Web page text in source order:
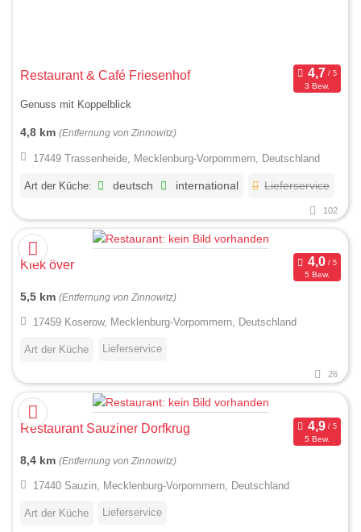
Restaurant & Café Friesenhof
3 Bew.
Genuss mit Koppelblick
4,8 km (Entfernung von Zinnowitz)
17449 Trassenheide, Mecklenburg-Vorpommern, Deutschland
Art der Küche: deutsch international Lieferservice
102
Kiek över
5 Bew.
5,5 km (Entfernung von Zinnowitz)
17459 Koserow, Mecklenburg-Vorpommern, Deutschland
Art der Küche Lieferservice
26
Restaurant Sauziner Dorfkrug
5 Bew.
8,4 km (Entfernung von Zinnowitz)
17440 Sauzin, Mecklenburg-Vorpommern, Deutschland
Art der Küche Lieferservice